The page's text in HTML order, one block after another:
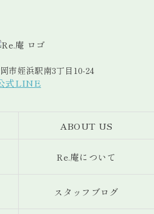
市姪浜駅南3丁目10-24
式LINE
ABOUT US
Re.庵について
スタッフブログ